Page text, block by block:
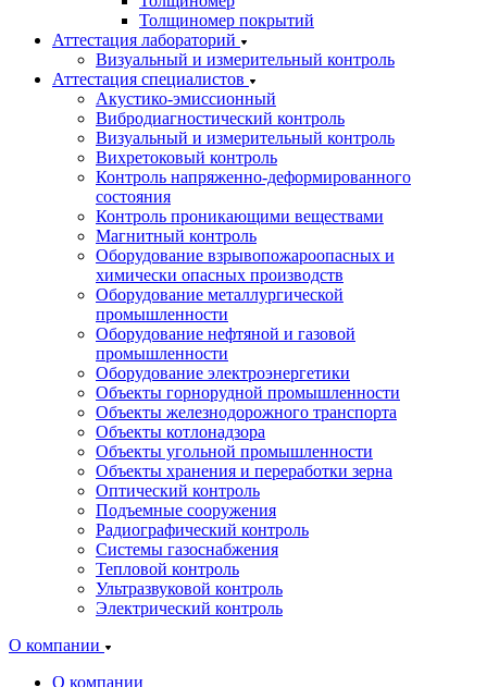
Толщиномер покрытий
Аттестация лабораторий
Визуальный и измерительный контроль
Аттестация специалистов
Акустико-эмиссионный
Вибродиагностический контроль
Визуальный и измерительный контроль
Вихретоковый контроль
Контроль напряженно-деформированного
состояния
Контроль проникающими веществами
Магнитный контроль
Оборудование взрывопожароопасных и
химически опасных производств
Оборудование металлургической
промышленности
Оборудование нефтяной и газовой
промышленности
Оборудование электроэнергетики
Объекты горнорудной промышленности
Объекты железнодорожного транспорта
Объекты котлонадзора
Объекты угольной промышленности
Объекты хранения и переработки зерна
Оптический контроль
Подъемные сооружения
Радиографический контроль
Системы газоснабжения
Тепловой контроль
Ультразвуковой контроль
Электрический контроль
О компании
О компании